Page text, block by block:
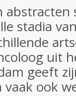
abstracten
stadia
uit
geeft
ook